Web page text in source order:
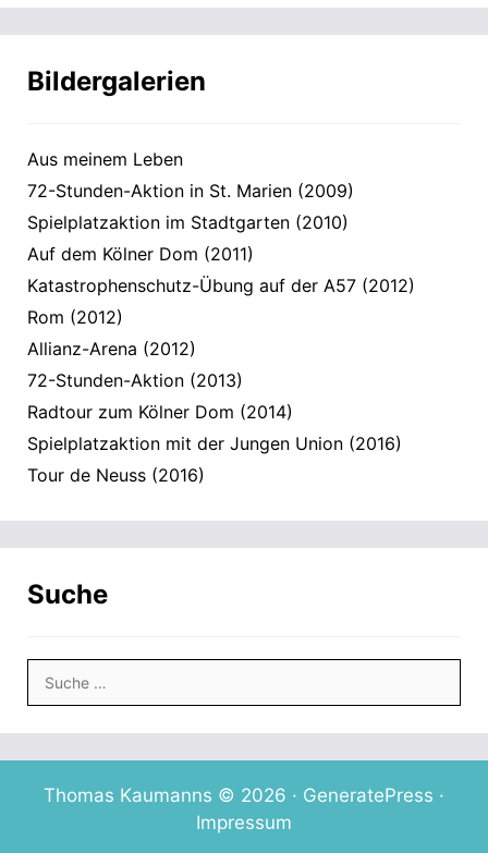
Bildergalerien
Aus meinem Leben
72-Stunden-Aktion in St. Marien (2009)
Spielplatzaktion im Stadtgarten (2010)
Auf dem Kölner Dom (2011)
Katastrophenschutz-Übung auf der A57 (2012)
Rom (2012)
Allianz-Arena (2012)
72-Stunden-Aktion (2013)
Radtour zum Kölner Dom (2014)
Spielplatzaktion mit der Jungen Union (2016)
Tour de Neuss (2016)
Suche
nach:
Thomas Kaumanns © 2026 · GeneratePress ·
Impressum